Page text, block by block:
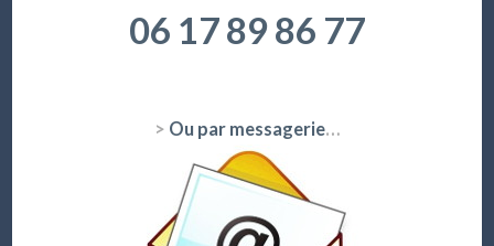
06 17 89 86 77
> Ou par messagerie…